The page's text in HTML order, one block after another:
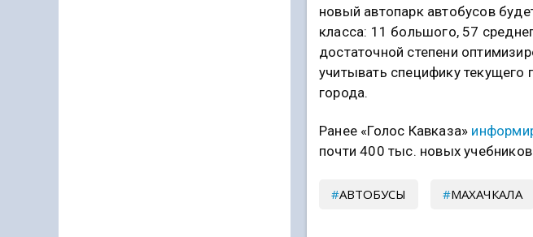
новый автопарк автобусов
класса: 11 большого, 57
достаточной степени
учитывать специфику
города.
Ранее «Голос Кавказа»
почти 400 тыс. новых
АВТОБУСЫ МАХАЧКАЛА